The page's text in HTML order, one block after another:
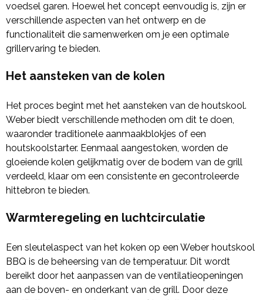
voedsel garen. Hoewel het concept eenvoudig is, zijn er
verschillende aspecten van het ontwerp en de
functionaliteit die samenwerken om je een optimale
grillervaring te bieden.
Het aansteken van de kolen
Het proces begint met het aansteken van de houtskool.
Weber biedt verschillende methoden om dit te doen,
waaronder traditionele aanmaakblokjes of een
houtskoolstarter. Eenmaal aangestoken, worden de
gloeiende kolen gelijkmatig over de bodem van de grill
verdeeld, klaar om een consistente en gecontroleerde
hittebron te bieden.
Warmteregeling en luchtcirculatie
Een sleutelaspect van het koken op een Weber houtskool
BBQ is de beheersing van de temperatuur. Dit wordt
bereikt door het aanpassen van de ventilatieopeningen
aan de boven- en onderkant van de grill. Door deze